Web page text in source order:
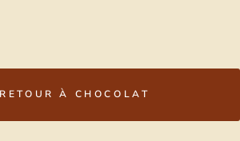
RETOUR À CHOCOLAT